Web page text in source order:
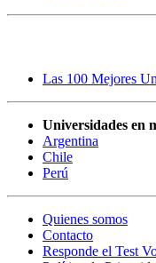
Las 100 Mejores
Universidades en
Argentina
Chile
Perú
Quienes somos
Contacto
Responde el Test